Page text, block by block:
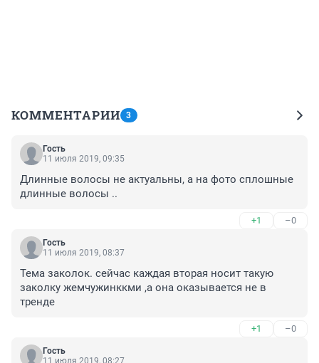
КОММЕНТАРИИ 3
Гость
11 июля 2019, 09:35
Длинные волосы не актуальны, а на фото сплошные
длинные волосы ..
+1 –0
Гость
11 июля 2019, 08:37
Тема заколок. сейчас каждая вторая носит такую
заколку жемчужинккми ,а она оказывается не в
тренде
+1 –0
Гость